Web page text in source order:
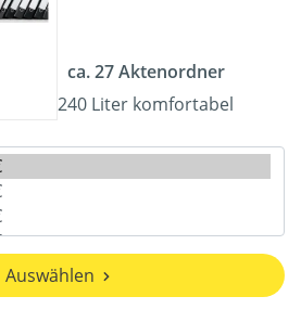
ca. 27 Aktenordner
240 Liter komfortabel
Auswählen